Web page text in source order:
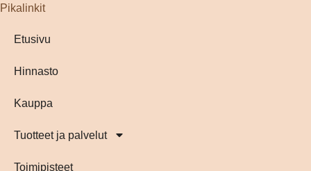
Pikalinkit
Etusivu
Hinnasto
Kauppa
Tuotteet ja palvelut
Toimipisteet